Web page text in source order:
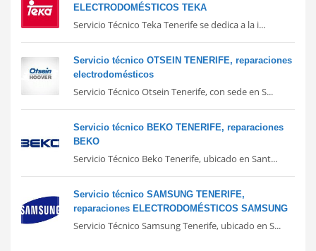
ELECTRODOMÉSTICOS TEKA
Servicio Técnico Teka Tenerife se dedica a la i...
Servicio técnico OTSEIN TENERIFE, reparaciones
electrodomésticos
Servicio Técnico Otsein Tenerife, con sede en S...
Servicio técnico BEKO TENERIFE, reparaciones
BEKO
Servicio Técnico Beko Tenerife, ubicado en Sant...
Servicio técnico SAMSUNG TENERIFE,
reparaciones ELECTRODOMÉSTICOS SAMSUNG
Servicio Técnico Samsung Tenerife, ubicado en S...